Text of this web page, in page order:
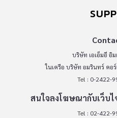
บริษัท เอเอ็มอี อิ
ในเครือ บริษัท อมรินทร์ คอ
Tel : 0-2422-
สนใจลงโฆษณากับเว็บไ
Tel : 02-422-